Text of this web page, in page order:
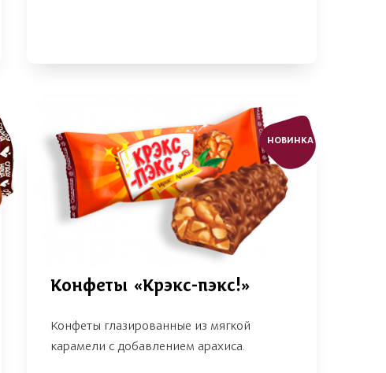
НОВИНКА
Конфеты «Крэкс-пэкс!»
Конфеты глазированные из мягкой
карамели с добавлением арахиса.